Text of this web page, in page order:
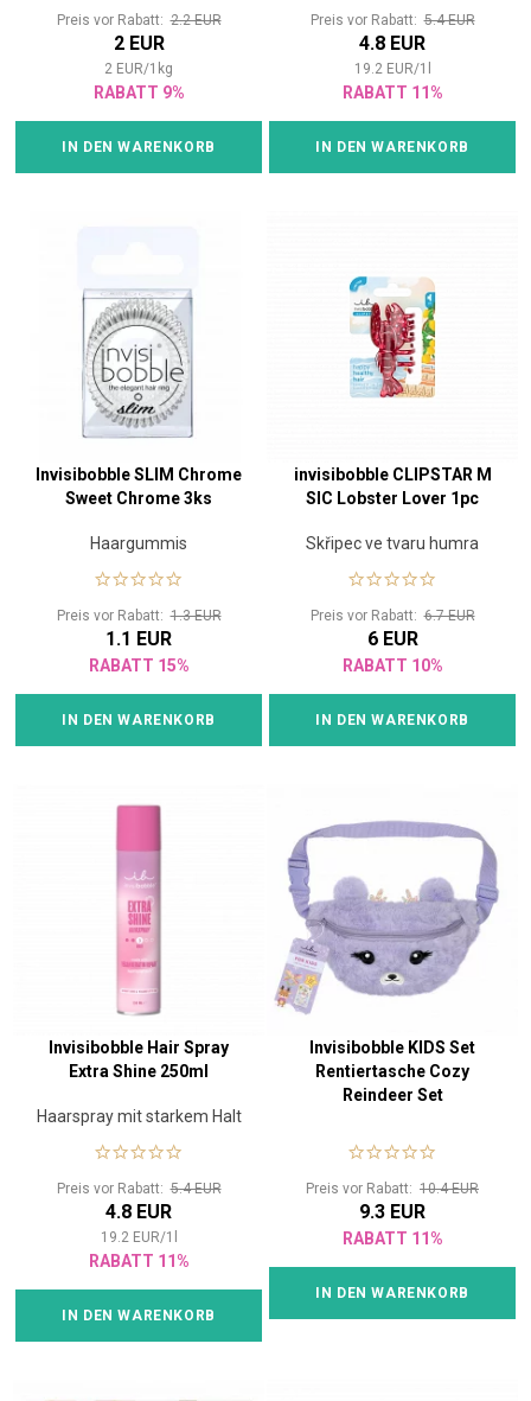
Preis vor Rabatt:2.2 EUR
2 EUR
2 EUR/1 kg
RABATT 9%
IN DEN WARENKORB
Preis vor Rabatt:5.4 EUR
4.8 EUR
19.2 EUR/1
RABATT 11%
IN DEN WARENKORB
Invisibobble SLIM Chrome
Sweet Chrome 3ks
Haargummis
Preis vor Rabatt:1.3 EUR
1.1 EUR
RABATT 15%
IN DEN WARENKORB
invisibobble CLIPSTAR M
SIC Lobster Lover 1pc
Skřipec ve tvaru humra
Preis vor Rabatt:6.7 EUR
6 EUR
RABATT 10%
IN DEN WARENKORB
Invisibobble Hair Spray
Extra Shine 250ml
Haarspray mit starkem Halt
Preis vor Rabatt:5.4 EUR
4.8 EUR
19.2 EUR/1
RABATT 11%
IN DEN WARENKORB
Invisibobble KIDS Set
Rentiertasche Cozy
Reindeer Set
Preis vor Rabatt: 10.4 EUR
9.3 EUR
RABATT 11%
IN DEN WARENKORB